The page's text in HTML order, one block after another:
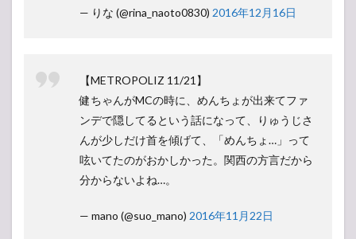
— りな (@rina_naoto0830) 2016年12月16日
【METROPOLIZ 11/21】
健ちゃんがMCの時に、めんちょが出来てファ
ンデで隠してるという話になって、りゅうじさ
んが少しだけ首を傾げて、「めんちょ…」って
呟いてたのがおかしかった。関西の方言だから
分からないよね…。
— mano (@suo_mano) 2016年11月22日